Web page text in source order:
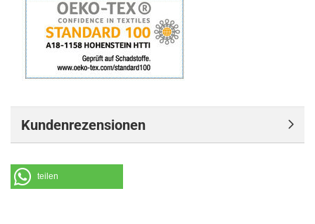
Kundenrezensionen
teilen